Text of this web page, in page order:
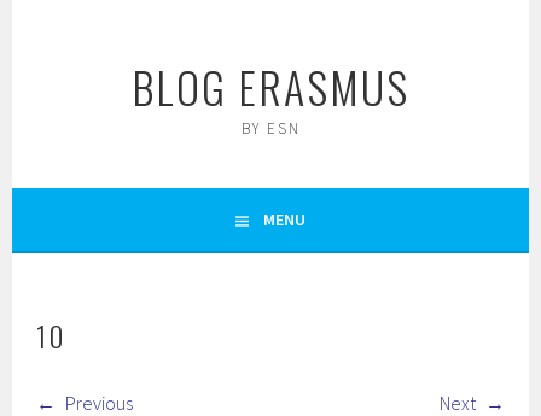
BLOG ERASMUS
BY ESN
MENU
10
Previous Next